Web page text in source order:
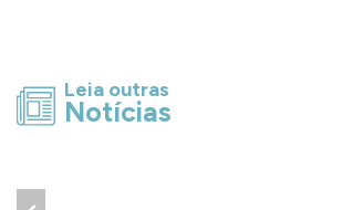
Leia outras
Notícias